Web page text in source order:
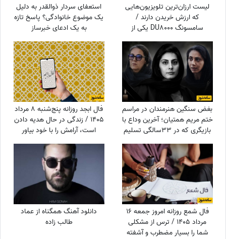
لیست ارزان‌ترین تلویزیون‌هایی
که ارزش خریدن دارند /
سامسونگ DU8000 یکی از
استعفای سردار ذوالقدر به دلیل
یک موضوع خانوادگی؟ پاسخ تازه
به یک ادعای خبرساز
بغض سنگین هنرمندان در مراسم
ختم مریم همتیان؛ آخرین وداع با
بازیگری که در 33سالگی تسلیم
ستاره اسکندری تا مسعود
فراستی و هانیه غلامی در سوگ
بازیگر فقید
فال ابجد روزانه پنج‌شنبه 8 مرداد
1405 / زندگی در حال هدیه دادن
است، آرامش را با خود بیاور
فال شمع روزانه امروز جمعه 16
مرداد 1405 / ترس از مشکلی
شما را بسیار مضطرب و آشفته
دانلود آهنگ همگناه از عماد
طالب زاده